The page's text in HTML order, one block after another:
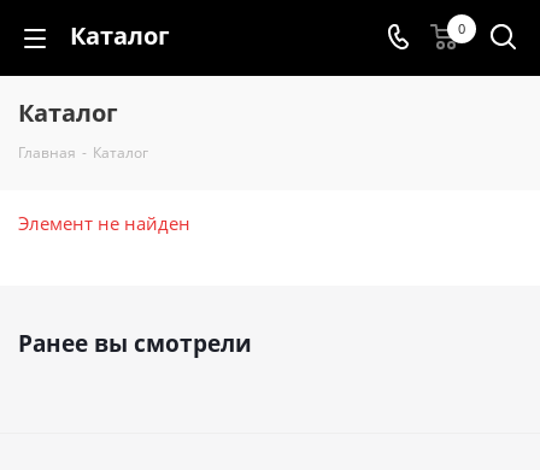
Каталог 0
Каталог
Главная - Каталог
Элемент не найден
Ранее вы смотрели